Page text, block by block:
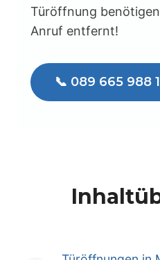
Türöffnung
Anruf entfernt!
📞 089 665 988